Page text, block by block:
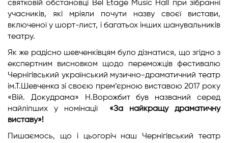
святковій обстановці Bel Etage Music Hall при зібранні
учасників, які мріяли почути назву своєї вистави,
включеної у шорт-лист, і багатьох інших шанувальників
театру.
Як же радісно шевченківцям було дізнатися, що згідно з
експертним висновком щодо переможців фестивалю
Чернігівський український музично-драматичний театр
ім.Т.Шевченка зі своєю прем’єрною виставою 2017 року
«Вій. Докудрама» Н.Ворожбит був названий серед
найліпших у номінації «За найкращу драматичну
виставу»!
Пишаємось, що і цьогоріч наш Чернігівський театр